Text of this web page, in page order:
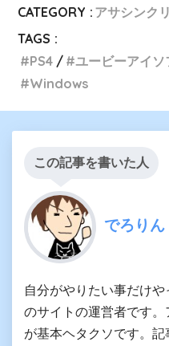
CATEGORY : アサシンク
TAGS :
PS4
ユービーアイソ
Windows
この記事を書いた人
でろりん
自分がやりたい事だけ
のサイトの運営者です
が基本ヘタクソです。